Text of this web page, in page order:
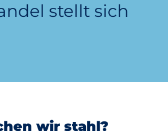
stellt sich
wir stahl?